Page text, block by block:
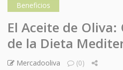
Beneficios
El Aceite de
de la Dieta
Mercadooliva (0)